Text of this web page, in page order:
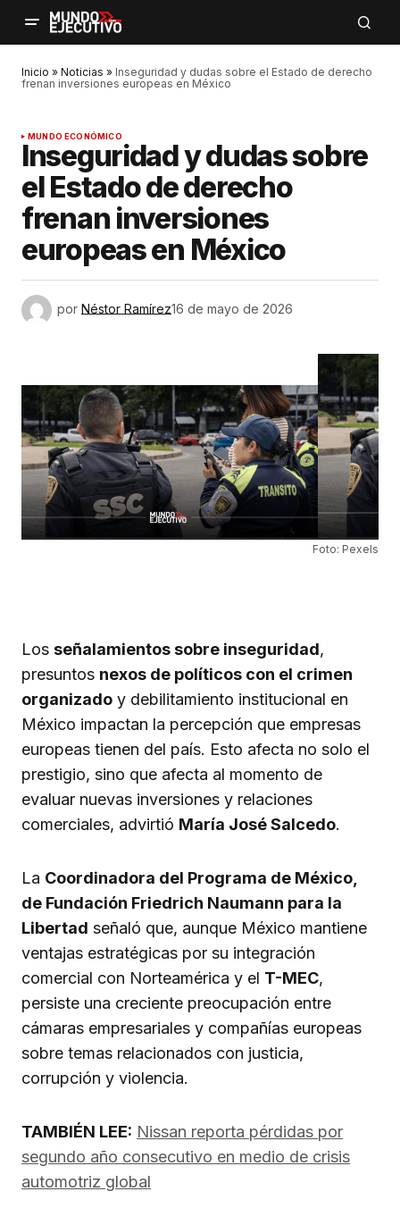
Inicio » Noticias » Inseguridad y dudas sobre el Estado de derecho
frenan inversiones europeas en México
MUNDO ECONÓMICO
Inseguridad y dudas sobre
el Estado de derecho
frenan inversiones
europeas en México
por Néstor Ramírez16 de mayo de 2026
Foto: Pexels
Los señalamientos sobre inseguridad,
presuntos nexos de políticos con el crimen
organizado y debilitamiento institucional en
México impactan la percepción que empresas
europeas tienen del país. Esto afecta no solo el
prestigio, sino que afecta al momento de
evaluar nuevas inversiones y relaciones
comerciales, advirtió María José Salcedo.
La Coordinadora del Programa de México,
de Fundación Friedrich Naumann para la
Libertad señaló que, aunque México mantiene
ventajas estratégicas por su integración
comercial con Norteamérica y el T-MEC,
persiste una creciente preocupación entre
cámaras empresariales y compañías europeas
sobre temas relacionados con justicia,
corrupción y violencia.
TAMBIÉN LEE: Nissan reporta pérdidas por
segundo año consecutivo en medio de crisis
automotriz global